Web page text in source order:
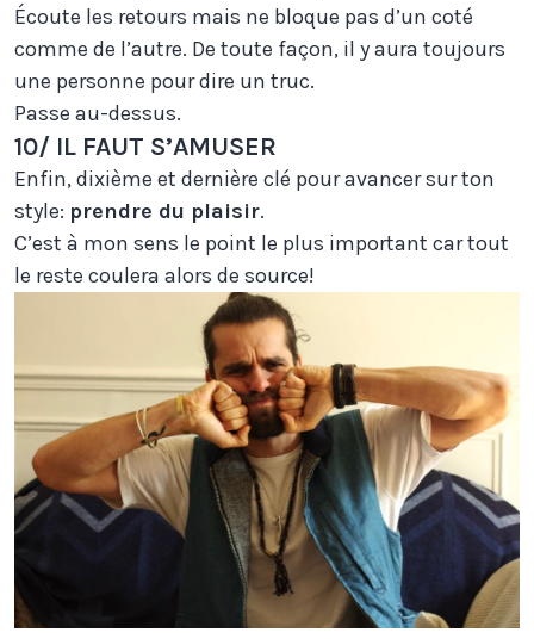
Écoute les retours mais ne bloque pas d’un coté
comme de l’autre. De toute façon, il y aura toujours
une personne pour dire un truc.
Passe au-dessus.
10/ IL FAUT S’AMUSER
Enfin, dixième et dernière clé pour avancer sur ton
style: prendre du plaisir.
C’est à mon sens le point le plus important car tout
le reste coulera alors de source!